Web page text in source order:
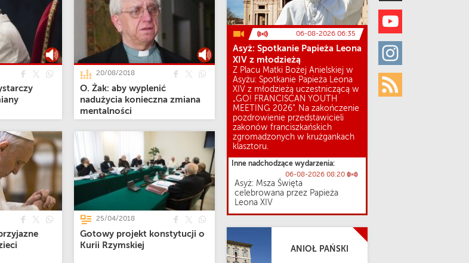
Youtube
Instagram
Rss
20/08/2018
O. Żak: aby wyplenić
nadużycia konieczna zmiana
mentalności
25/04/2018
Gotowy projekt konstytucji o
Kurii Rzymskiej
06-08-2026 06:35
Asyż: Spotkanie Papieża Leona
XIV z młodzieżą
Z Placu Matki Bożej Anielskiej w
Asyżu: Spotkanie Papieża Leona
XIV z młodzieżą uczestniczącą w
„GO! FRANCISCAN YOUTH
MEETING 2026”. Na zakończenie
pozdrowienie przedstawicieli
zakonów franciszkańskich
zgromadzonych w krużgankach
klasztoru.
Inne nadchodzące wydarzenia:
06-08-2026 08:20
Asyż: Msza Święta
celebrowana przez Papieża
Leona XIV
ANIOŁ PAŃSKI